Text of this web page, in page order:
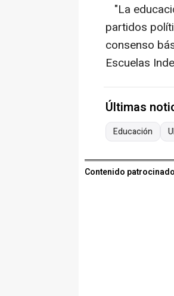
"La
partidos
consenso
Escuelas
Últimas
Educación
Contenido patrocinado